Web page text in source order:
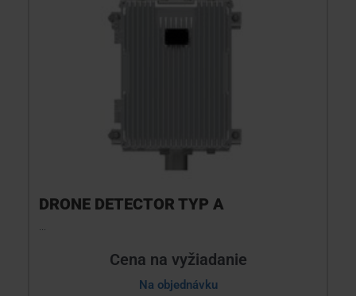
DRONE DETECTOR TYP A
Cena na vyžiadanie
Na objednávku